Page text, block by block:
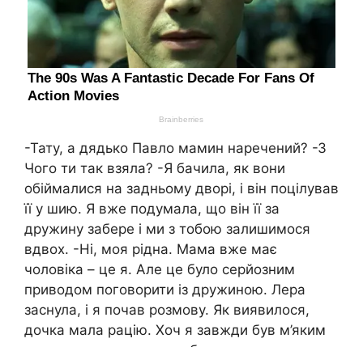
-Тату, а дядько Павло мамин наречений? -З
Чого ти так взяла? -Я бачила, як вони
обіймалися на задньому дворі, і він поцілував
її у шию. Я вже подумала, що він її за
дружину забере і ми з тобою залишимося
вдвох. -Ні, моя рідна. Мама вже має
чоловіка – це я. Але це було серйозним
приводом поговорити із дружиною. Лера
заснула, і я почав розмову. Як виявилося,
дочка мала рацію. Хоч я завжди був м’яким